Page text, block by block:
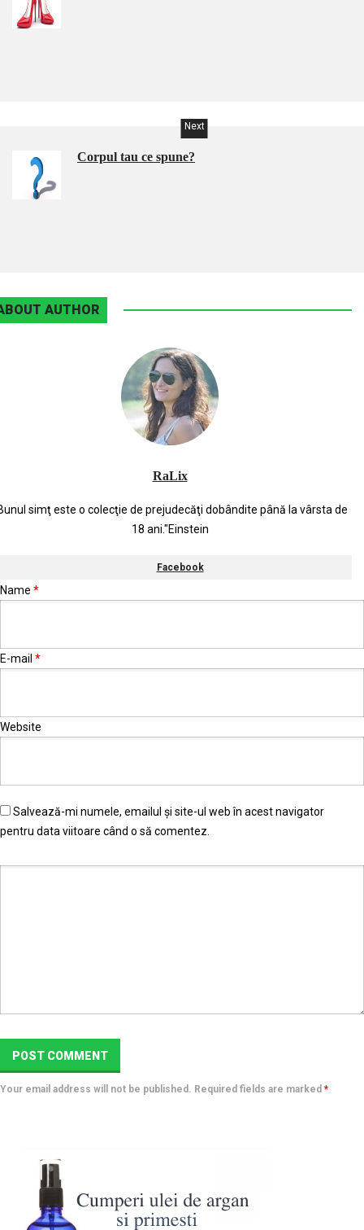
Next
Corpul tau ce spune?
AUTHOR
RaLix
simţ este o colecţie de prejudecăţi dobândite până la vârsta de
18 ani."Einstein
Facebook
Name *
E-mail *
Website
Salvează-mi numele, emailul și site-ul web în acest navigator
pentru data viitoare când o să comentez.
Your email address will not be published. Required fields are marked *